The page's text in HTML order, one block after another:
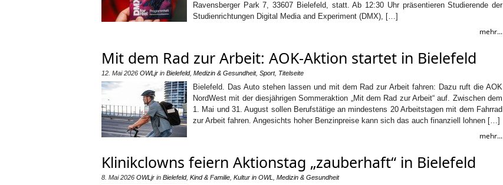
Ravensberger Park 7, 33607 Bielefeld, statt. Ab 12:30 Uhr präsentieren Studierende der
Studienrichtungen Digital Media and Experiment (DMX), […]
mehr...
Mit dem Rad zur Arbeit: AOK-Aktion startet in Bielefeld
12. Mai 2026 OWLjr in Bielefeld, Medizin & Gesundheit, Sport, Titelseite
Bielefeld. Das Auto stehen lassen und mit dem Rad zur Arbeit fahren: Dazu ruft die AOK
NordWest mit der diesjährigen Sommeraktion „Mit dem Rad zur Arbeit“ auf. Zwischen dem
1. Mai und 31. August sollen Berufstätige an mindestens 20 Arbeitstagen mit dem Fahrrad
zur Arbeit fahren. Angesichts hoher Benzinpreise kann sich das auch finanziell lohnen […]
mehr...
Klinikclowns feiern Aktionstag „zauberhaft“ in Bielefeld
8. Mai 2026 OWLjr in Bielefeld, Kind & Familie Kultur in OWL Medizin & Gesundheit